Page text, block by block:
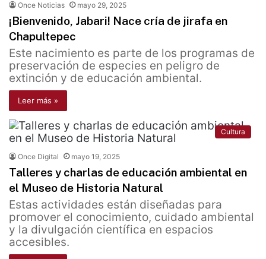
Once Noticias mayo 29, 2025
¡Bienvenido, Jabari! Nace cría de jirafa en
Chapultepec
Este nacimiento es parte de los programas de
preservación de especies en peligro de
extinción y de educación ambiental.
Leer más »
Cultura
Once Digital mayo 19, 2025
Talleres y charlas de educación ambiental en
el Museo de Historia Natural
Estas actividades están diseñadas para
promover el conocimiento, cuidado ambiental
y la divulgación científica en espacios
accesibles.